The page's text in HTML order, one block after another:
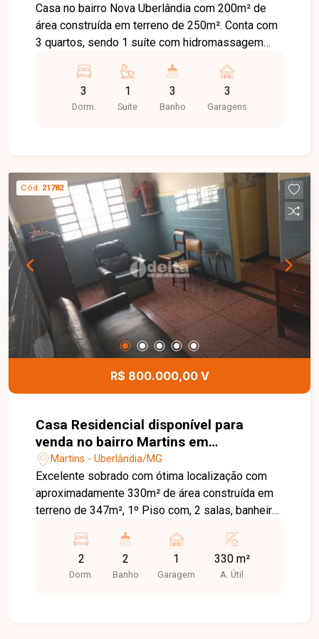
Casa no bairro Nova Uberlândia com 200m² de
área construída em terreno de 250m². Conta com
3 quartos, sendo 1 suíte com hidromassagem
em dois ambientes, jardim de inverno, banheiro
social e cozinha com móveis planejados. Área
gourmet com cozinha, churrasqueira, sauna e
eletrônico. Garagem para 3 carros.
3
Dorm.
1
Suite
3
Banho
3
Garagens
Cód. 21782
R$ 800.000,00 V
Casa Residencial disponível para
venda no bairro Martins em
Uberlândia-MG
Martins - Uberlândia/MG
Excelente sobrado com ótima localização com
aproximadamente 330m² de área construída em
terreno de 347m², 1º Piso com, 2 salas, banheiro
de serviço com quarto, varanda gourmet com
mesa e quintal. 2º piso com 2 quartos, banheiro
social e 1 vaga de garagem coberta.
2
Dorm.
2
Banho
1
Garagem
330 m²
A. Útil